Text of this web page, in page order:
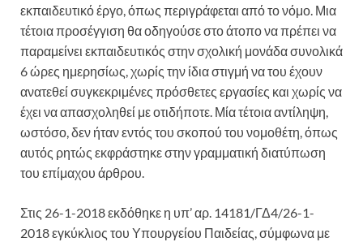
εκπαιδευτικό έργο, όπως περιγράφεται από το νόμο. Μια
τέτοια προσέγγιση θα οδηγούσε στο άτοπο να πρέπει να
παραμείνει εκπαιδευτικός στην σχολική μονάδα συνολικά
6 ώρες ημερησίως, χωρίς την ίδια στιγμή να του έχουν
ανατεθεί συγκεκριμένες πρόσθετες εργασίες και χωρίς να
έχει να απασχοληθεί με οτιδήποτε. Μία τέτοια αντίληψη,
ωστόσο, δεν ήταν εντός του σκοπού του νομοθέτη, όπως
αυτός ρητώς εκφράστηκε στην γραμματική διατύπωση
του επίμαχου άρθρου.
Στις 26-1-2018 εκδόθηκε η υπ’ αρ. 14181/ΓΔ4/26-1-
2018 εγκύκλιος του Υπουργείου Παιδείας, σύμφωνα με